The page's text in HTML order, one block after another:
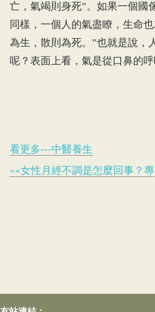
亡，氣竭則身死”。如果一個國
同樣，一個人的氣盡瞭，生命
為生，散則為死。”也就是說，
呢？表面上看，氣是從口鼻的
看更多---中醫養生
««女性月經不調是怎麼回事？